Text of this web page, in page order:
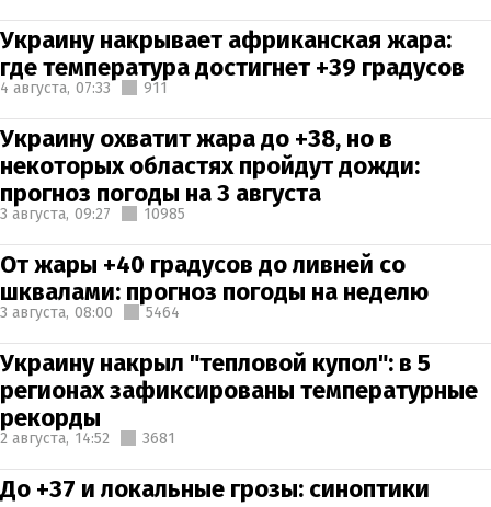
Украину накрывает африканская жара:
где температура достигнет +39 градусов
4 августа, 07:33 911
Украину охватит жара до +38, но в
некоторых областях пройдут дожди:
прогноз погоды на 3 августа
3 августа, 09:27 10985
От жары +40 градусов до ливней со
шквалами: прогноз погоды на неделю
3 августа, 08:00 5464
Украину накрыл "тепловой купол": в 5
регионах зафиксированы температурные
рекорды
2 августа, 14:52 3681
До +37 и локальные грозы: синоптики